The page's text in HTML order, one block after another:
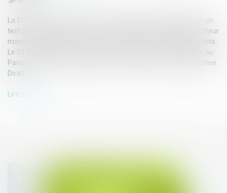
La COP25 qui se tient du 2 au 13 décembre 2019 à Madrid est un
test pour les ambitions de l'Union européenne, troisième émetteur
mondial de gaz à effet de serre derrière la Chine et les États-Unis.
Le 11 décembre 2019, la Commission européenne a présenté au
Parlement sa communication sur le "Pacte vert" européen (Green
Deal)...
Lire la suite